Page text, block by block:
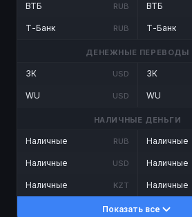
ВТБ RUB
Т-Банк RUB
ВТБ
Т-Банк
ДЕНЕЖНЫЕ ПЕРЕВОДЫ
ЗК USD
WU USD
ЗК
WU
НАЛИЧНЫЕ ДЕНЬГИ
Наличные RUB
Наличные USD
Наличные KZT
Наличные
Наличные
Наличные
Показать все